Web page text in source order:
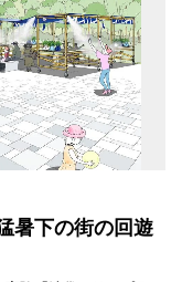
暑下の街の回遊